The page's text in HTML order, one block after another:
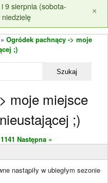
9 sierpnia (sobota-
×
» Ogródek pachnący -> moje
;)
Szukaj
moje miejsce
;)
1141 Następna »
nastąpiły w ubiegłym sezonie